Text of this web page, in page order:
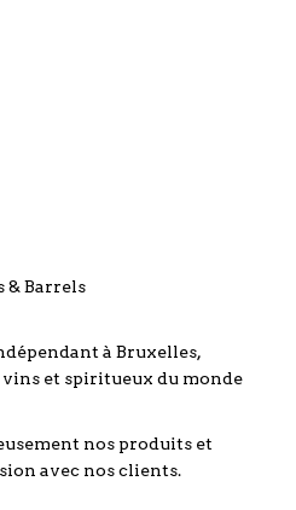
& Barrels
à Bruxelles,
vins et spiritueux du monde
nos produits et
avec nos clients.